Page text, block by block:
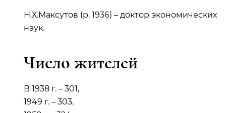
Н.Х.Максутов (р. 1936) – доктор экономических
наук.
Число жителей
В 1938 г. – 301,
1949 г. – 303,